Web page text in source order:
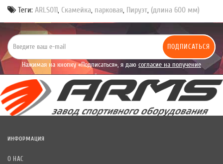
Теги: ARLS011, Скамейка, парковая, Пируэт, (длина 600 мм)
ПОДПИСАТЬСЯ
Нажимая на кнопку «Подписаться», я даю согласие на получение
уведомлений рекламного характера.
ИНФОРМАЦИЯ
О НАС